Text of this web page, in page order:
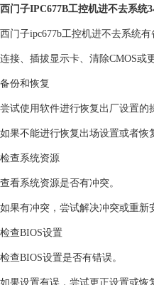
西门子IPC677B工控机进不去系统
西门子ipc677b工控机进不去系统
连接、插拔显示卡、清除CMOS或
备份和恢复
尝试使用软件进行恢复出厂设置的
如果不能进行恢复出场设置或者
检查系统资源
查看系统资源是否有冲突。
如果有冲突，尝试解决冲突或重新
检查BIOS设置
检查BIOS设置是否有错误。
如果设置有误，尝试更正设置或恢